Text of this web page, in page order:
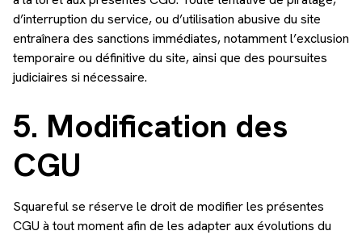
d’interruption du service, ou d’utilisation abusive du site
entraînera des sanctions immédiates, notamment l’exclusion
temporaire ou définitive du site, ainsi que des poursuites
judiciaires si nécessaire.
5. Modification des
CGU
Squareful se réserve le droit de modifier les présentes
CGU à tout moment afin de les adapter aux évolutions du